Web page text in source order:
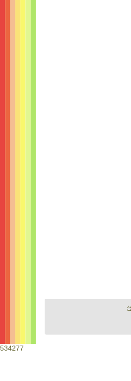
534277